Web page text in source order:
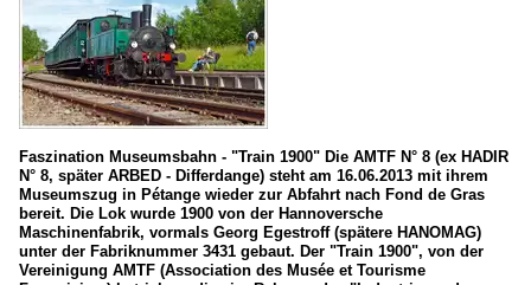
Faszination Museumsbahn - "Train 1900" Die AMTF N° 8 (ex HADIR
N° 8, später ARBED - Differdange) steht am 16.06.2013 mit ihrem
Museumszug in Pétange wieder zur Abfahrt nach Fond de Gras
bereit. Die Lok wurde 1900 von der Hannoversche
Maschinenfabrik, vormals Georg Egestroff (spätere HANOMAG)
unter der Fabriknummer 3431 gebaut. Der "Train 1900", von der
Vereinigung AMTF (Association des Musée et Tourisme